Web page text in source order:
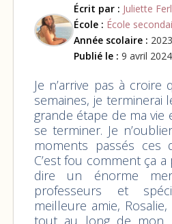
Écrit par : Juliette
École : École
Année scolaire :
Publié le : 9 avril 2024
Je n’arrive pas à
semaines, je terminerai
grande étape de ma
se terminer. Je
moments passés ces
C’est fou comment ça a
dire un énorme
professeurs et
meilleure amie,
tout au long de mon